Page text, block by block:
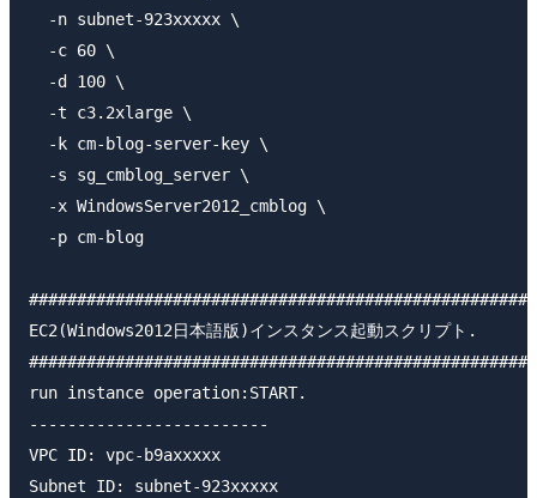
  -n subnet-923xxxxx \
  -c 60 \
  -d 100 \
  -t c3.2xlarge \
  -k cm-blog-server-key \
  -s sg_cmblog_server \
  -x WindowsServer2012_cmblog \
  -p cm-blog
EC2(Windows2012日本語版)インスタンス起動スクリプト.
run instance operation:START.
-------------------------
VPC ID: vpc-b9axxxxx
Subnet ID: subnet-923xxxxx